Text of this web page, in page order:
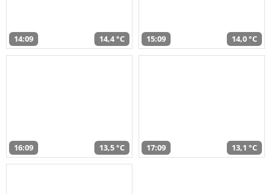
14:09 14,4 °C 15:09 14,0 °C
16:09 13,5 °C 17:09 13,1 °C